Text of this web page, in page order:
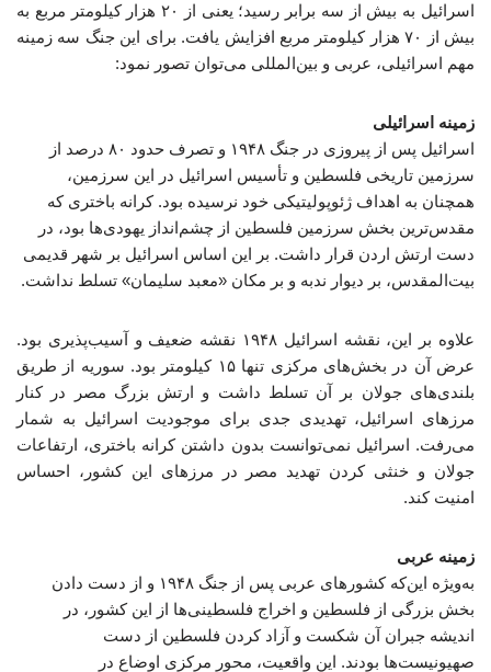
اسرائیل به بیش از سه برابر رسید؛ یعنی از ۲۰ هزار کیلومتر مربع به
بیش از ۷۰ هزار کیلومتر مربع افزایش یافت. برای این جنگ سه زمینه
مهم اسرائیلی، عربی و بین‌المللی می‌توان تصور نمود:
زمینه اسرائیلی
اسرائیل پس از پیروزی در جنگ ۱۹۴۸ و تصرف حدود ۸۰ درصد از
سرزمین تاریخی فلسطین و تأسیس اسرائیل در این سرزمین،
همچنان به اهداف ژئوپولیتیکی خود نرسیده بود. کرانه باختری که
مقدس‌ترین بخش سرزمین فلسطین از چشم‌انداز یهودی‌ها بود، در
دست ارتش اردن قرار داشت. بر این اساس اسرائیل بر شهر قدیمی
بیت‌المقدس، بر دیوار ندبه و بر مکان «معبد سلیمان» تسلط نداشت.
علاوه بر این، نقشه اسرائیل ۱۹۴۸ نقشه ضعیف و آسیب‌پذیری بود.
عرض آن در بخش‌های مرکزی تنها ۱۵ کیلومتر بود. سوریه از طریق
بلندی‌های جولان بر آن تسلط داشت و ارتش بزرگ مصر در کنار
مرزهای اسرائیل، تهدیدی جدی برای موجودیت اسرائیل به شمار
می‌رفت. اسرائیل نمی‌توانست بدون داشتن کرانه باختری، ارتفاعات
جولان و خنثی کردن تهدید مصر در مرزهای این کشور، احساس
امنیت کند.
زمینه عربی
به‌ویژه این‌که کشورهای عربی پس از جنگ ۱۹۴۸ و از دست دادن
بخش بزرگی از فلسطین و اخراج فلسطینی‌ها از این کشور، در
اندیشه جبران آن شکست و آزاد کردن فلسطین از دست
صهیونیست‌ها بودند. این واقعیت، محور مرکزی اوضاع در